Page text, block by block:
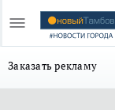
Заказать рекламу